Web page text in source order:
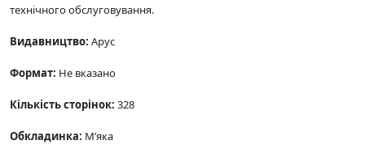
технічного обслуговування.
Видавництво: Арус
Формат: Не вказано
Кількість сторінок: 328
Обкладинка: М’яка